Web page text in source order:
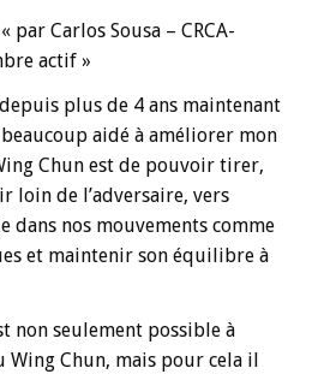
par Carlos Sousa – CRCA-
actif »
plus de 4 ans maintenant
beaucoup aidé à améliorer mon
Chun est de pouvoir tirer,
loin de l’adversaire, vers
dans nos mouvements comme
et maintenir son équilibre à
non seulement possible à
Chun, mais pour cela il